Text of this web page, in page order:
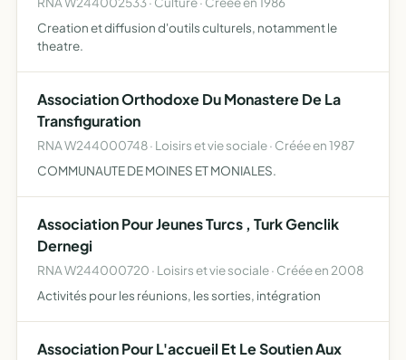
Creation et diffusion d'outils culturels, notamment le
theatre.
Association Orthodoxe Du Monastere De La
Transfiguration
RNA W244000748 · Loisirs et vie sociale · Créée en 1987
COMMUNAUTE DE MOINES ET MONIALES.
Association Pour Jeunes Turcs , Turk Genclik
Dernegi
RNA W244000720 · Loisirs et vie sociale · Créée en 2008
Activités pour les réunions, les sorties, intégration
Association Pour L'accueil Et Le Soutien Aux